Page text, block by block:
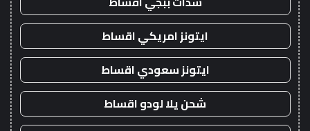
ايتونز امريكي اقساط
ايتونز سعودي اقساط
شحن يلا لودو اقساط